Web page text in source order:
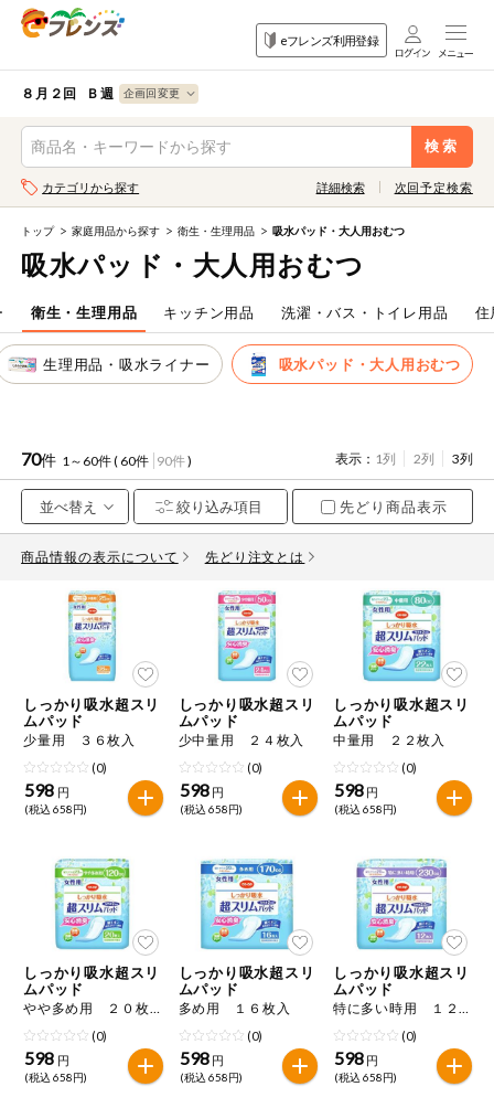
eフレンズ利用登録
ログイン
生協加入はこちら
登録から開始まで
注文番号注文
お気に入り注文
注文履歴注文
WEBカタログ
先着限定から探す
人気カテゴリ
食品から探す
家庭用品から探す
目的から探す
毎週自動お届け商品を確認する
８月２回 Ｂ週
検索
食品
から探す
目的
から探す
果物
野菜
肉・ハム・ソ
ーセージ
魚介・加工品
米・雑穀など
パン・ジャム
豆腐・納豆・
こんにゃく
冷蔵おかず
冷凍食品
ミールキット
など
麺類
レトルト・缶
詰・瓶詰
調味料・だ
し・油・ルー
おやつ
飲料
果物すべて
カテゴリから探す 詳細検索
検索条件を指定してください。全項目に条件を指定しなくて
も検索できます。
キーワード
キーワードをすべて含む
メーカー名
カテゴリ
特価情報
アレルゲン情報
特定原材料と特定原材料に準ずるものが含まれていない商品
を検索できます。
小麦 卵
落花生 かに くるみ
特定原材料に準ずるもの
アーモンド あわび いか
カシューナッツ
次回予定検索
トップ 家庭用品から探す 衛生・生理用品 吸水パッド・大人用おむつ
吸水パッド・大人用おむつ
衛生・生理用品 キッチン用品 洗濯・バス・トイレ用品 住
生理用品・吸水ライナー 吸水パッド・大人用おむつ
70件 1～60件 ( 60件 90件) 表示： 1列 2列 3列
先どり商品表示
商品情報の表示について 先どり注文とは
しっかり吸水超スリ
ムパッド
少量用 ３６枚入
(0)
598 円
(税込 658円)
しっかり吸水超スリ
ムパッド
少中量用 ２４枚入
(0)
598 円
(税込 658円)
しっかり吸水超スリ
ムパッド
中量用 ２２枚入
(0)
598 円
(税込 658円)
しっかり吸水超スリ
ムパッド
やや多め用 ２０枚入
(0)
598 円
(税込 658円)
しっかり吸水超スリ
ムパッド
多め用 １６枚入
(0)
598 円
(税込 658円)
しっかり吸水超スリ
ムパッド
特に多い時用 １２枚入
(0)
598 円
(税込 658円)